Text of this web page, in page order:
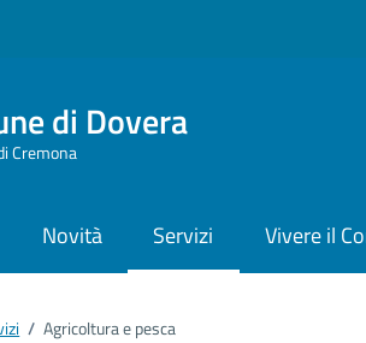
di Dovera
Cremona
Novità Servizi Vivere il
/ Agricoltura e pesca